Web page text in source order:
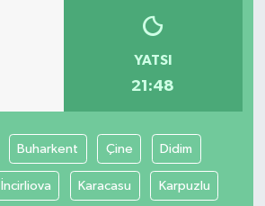
YATSI
21:48
Buharkent Çine Didim
İncirliova Karacasu Karpuzlu